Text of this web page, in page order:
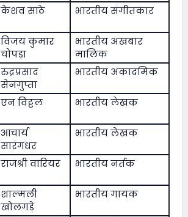
केशव साठे भारतीय संगीतकार
विजय कुमार
चोपड़ा
भारतीय अखबार
मालिक
रुद्रप्रसाद
सेनगुप्ता
भारतीय अकादमिक
एन विट्टल भारतीय लेखक
आचार्य
सारंगधर
भारतीय लेखक
राजश्री वारियर भारतीय नर्तक
शाल्मली
खोलगड़े
भारतीय गायक